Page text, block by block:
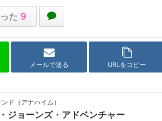
た 9
メールで送る URLをコピー
ド（アナハイム）
ジョーンズ・アドベンチャー